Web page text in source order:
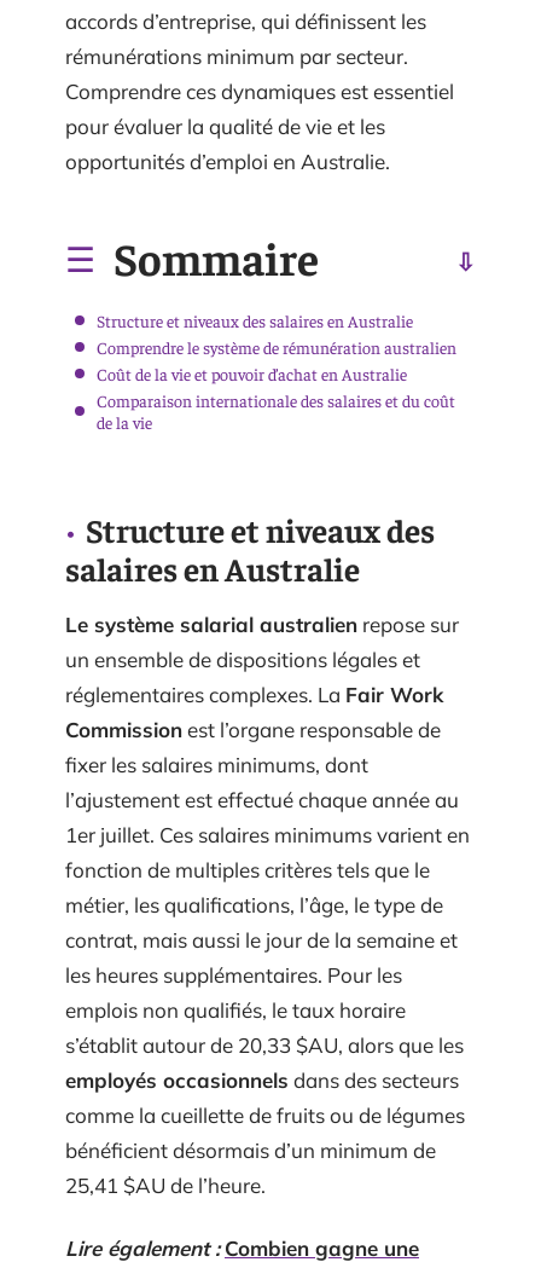
accords d’entreprise, qui définissent les
rémunérations minimum par secteur.
Comprendre ces dynamiques est essentiel
pour évaluer la qualité de vie et les
opportunités d’emploi en Australie.
Sommaire
Structure et niveaux des salaires en Australie
Comprendre le système de rémunération australien
Coût de la vie et pouvoir d’achat en Australie
Comparaison internationale des salaires et du coût
de la vie
Structure et niveaux des
salaires en Australie
Le système salarial australien repose sur
un ensemble de dispositions légales et
réglementaires complexes. La Fair Work
Commissionest l’organe responsable de
fixer les salaires minimums, dont
l’ajustement est effectué chaque année au
1er juillet. Ces salaires minimums varient en
fonction de multiples critères tels que le
métier, les qualifications, l’âge, le type de
contrat, mais aussi le jour de la semaine et
les heures supplémentaires. Pour les
emplois non qualifiés, le taux horaire
s’établit autour de 20,33 $AU, alors que les
employés occasionnels dans des secteurs
comme la cueillette de fruits ou de légumes
bénéficient désormais d’un minimum de
25,41 $AU de l’heure.
Lire également : Combien gagne une